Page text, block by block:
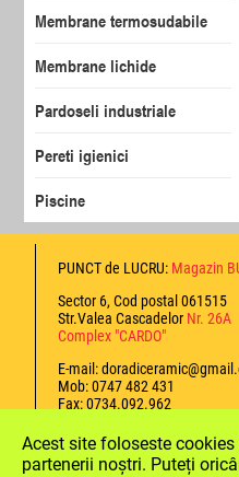
Membrane termosudabile
Membrane lichide
Pardoseli industriale
Pereti igienici
Piscine
PUNCT de LUCRU: Magazin
Sector 6, Cod postal 061515
Str.Valea Cascadelor Nr. 26A
Complex "CARDO"
E-mail:
Mob: 0747 482 431
Fax: 0734.092.962
Securizat certificat
Acest site foloseste
partenerii noștri. Puteți